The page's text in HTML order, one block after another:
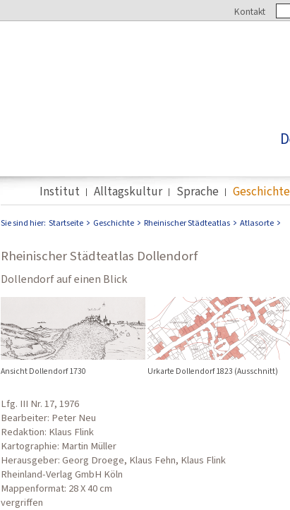
Kontakt
Institut Alltagskultur Sprache Geschichte
Sie sind hier: Startseite Geschichte Rheinischer Städteatlas Atlasorte
Rheinischer Städteatlas Dollendorf
Dollendorf auf einen Blick
Ansicht Dollendorf 1730 Urkarte Dollendorf 1823 (Ausschnitt)
Lfg. III Nr. 17, 1976
Bearbeiter: Peter Neu
Redaktion: Klaus Flink
Kartographie: Martin Müller
Herausgeber: Georg Droege, Klaus Fehn, Klaus Flink
Rheinland-Verlag GmbH Köln
Mappenformat: 28 X 40 cm
vergriffen